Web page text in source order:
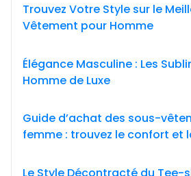
Trouvez Votre Style sur le
Vêtement pour Homme
Élégance Masculine : Les
Homme de Luxe
Guide d’achat des sous-
femme : trouvez le confort et
Le Style Décontracté du Tee-